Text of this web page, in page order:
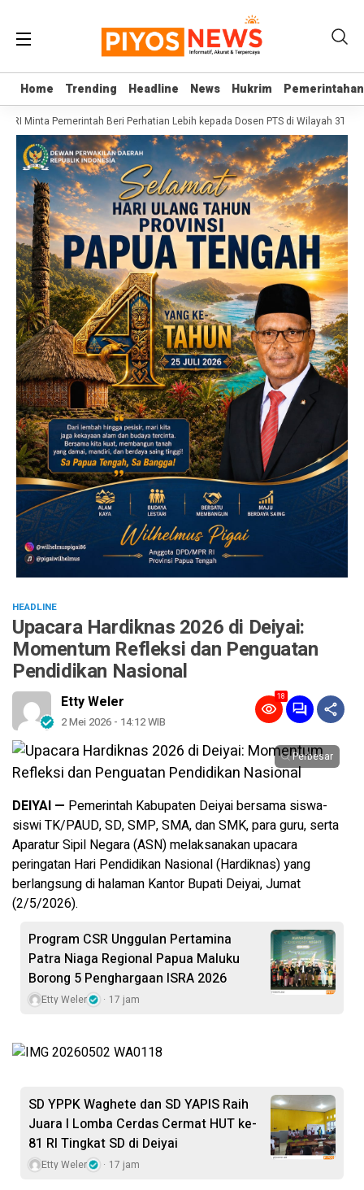
Home Trending Headline News Hukrim Pemerintahan
Home Trending Headline News Hukrim Pemerintahan
Minta Pemerintah Beri Perhatian Lebih kepada Dosen PTS di Wilayah 3T
HEADLINE
Upacara Hardiknas 2026 di Deiyai:
Momentum Refleksi dan Penguatan
Pendidikan Nasional
Etty Weler
2 Mei 2026 - 14:12 WIB
18
Perbesar
DEIYAI — Pemerintah Kabupaten Deiyai bersama siswa-
siswi TK/PAUD, SD, SMP, SMA, dan SMK, para guru, serta
Aparatur Sipil Negara (ASN) melaksanakan upacara
peringatan Hari Pendidikan Nasional (Hardiknas) yang
berlangsung di halaman Kantor Bupati Deiyai, Jumat
(2/5/2026).
Program CSR Unggulan Pertamina
Patra Niaga Regional Papua Maluku
Borong 5 Penghargaan ISRA 2026
Etty Weler 17 jam
SD YPPK Waghete dan SD YAPIS Raih
Juara I Lomba Cerdas Cermat HUT ke-
81 RI Tingkat SD di Deiyai
Etty Weler 17 jam